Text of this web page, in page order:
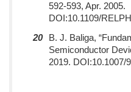
592-593, Apr. 2005.
DOI:10.1109/
20
B. J. Baliga,
Semiconductor
2019. DOI:10.1007/